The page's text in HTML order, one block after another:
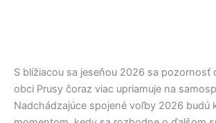
S blížiacou sa jeseňou 2026 sa pozornosť
obci Prusy čoraz viac upriamuje na
Nadchádzajúce spojené voľby 2026 budú